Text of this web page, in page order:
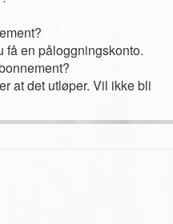
få en påloggningskonto.
at det utløper. Vil ikke bli